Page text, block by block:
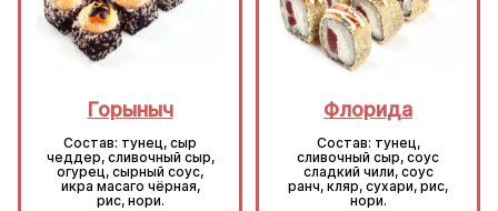
Горыныч
Состав: тунец, сыр
чеддер, сливочный сыр,
огурец, сырный соус,
икра масаго чёрная,
рис, нори.
Флорида
Состав: тунец,
сливочный сыр, соус
сладкий чили, соус
ранч, кляр, сухари, рис,
нори.